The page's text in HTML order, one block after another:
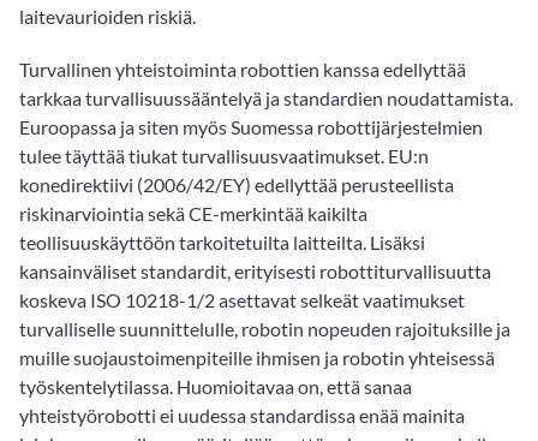
laitevaurioiden riskiä.
Turvallinen yhteistoiminta robottien kanssa edellyttää
tarkkaa turvallisuussääntelyä ja standardien noudattamista.
Euroopassa ja siten myös Suomessa robottijärjestelmien
tulee täyttää tiukat turvallisuusvaatimukset. EU:n
konedirektiivi (2006/42/EY) edellyttää perusteellista
riskinarviointia sekä CE-merkintää kaikilta
teollisuuskäyttöön tarkoitetuilta laitteilta. Lisäksi
kansainväliset standardit, erityisesti robottiturvallisuutta
koskeva ISO 10218-1/2 asettavat selkeät vaatimukset
turvalliselle suunnittelulle, robotin nopeuden rajoituksille ja
muille suojaustoimenpiteille ihmisen ja robotin yhteisessä
työskentelytilassa. Huomioitavaa on, että sanaa
yhteistyörobotti ei uudessa standardissa enää mainita